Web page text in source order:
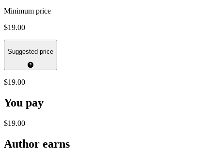
Minimum price
$19.00
Suggested price
$19.00
You pay
$19.00
Author earns